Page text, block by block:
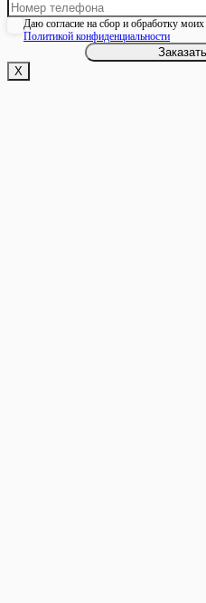
Даю согласие на сбор и обработку моих
Политикой конфиденциальности
Х